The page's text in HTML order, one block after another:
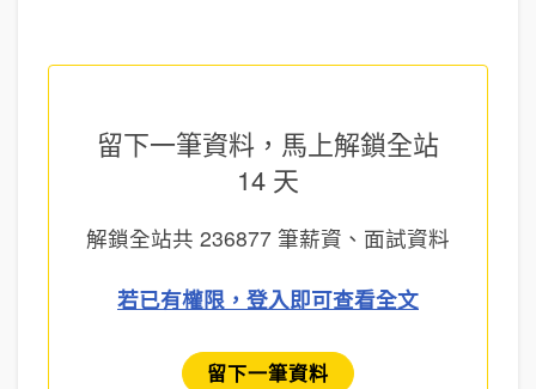
留下一筆資料，馬上解鎖全站
14 天
解鎖全站共 236877 筆薪資、面試資料
若已有權限，登入即可查看全文
留下一筆資料